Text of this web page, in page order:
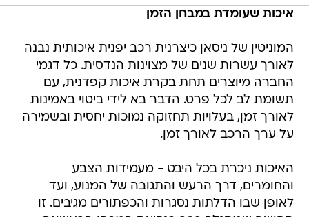
איכות שעומדת במבחן הזמן
המוניטין של ניסאן כיצרנית רכב יפנית איכותית נבנה
לאורך עשרות שנים של מצוינות הנדסית. כל דגמי
החברה מיוצרים תחת בקרת איכות קפדנית, עם
תשומת לב לכל פרט. הדבר בא לידי ביטוי באמינות
לאורך זמן, בעלויות תחזוקה נמוכות יחסית ובשמירה
על ערך הרכב לאורך זמן.
האיכות ניכרת בכל היבט - מעמידות הצבע
והחומרים, דרך הרעש והתגובה של המנוע, ועד
לאופן שבו הדלתות נסגרות והכפתורים מגיבים. זו